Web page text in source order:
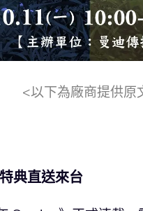
<以下為廠商提供原
典直送來台